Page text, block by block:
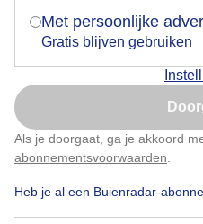
Met persoonlijke
Gratis blijven gebruiken
Als je doorgaat, ga je akkoord
abonnementsvoorwaarden
Heb je al een Buienradar-
Door: Ilonka Arnoczky Gemaakt:
Nu niet,
Klik hierom dit